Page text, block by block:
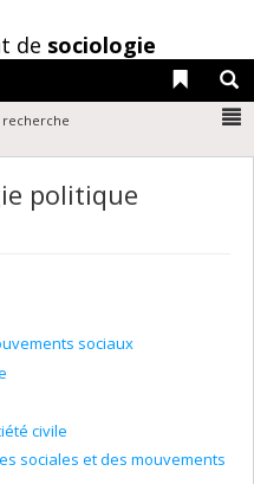
de sociologie
Liens
recherche
politique
sociaux
civile
sociales et des mouvements